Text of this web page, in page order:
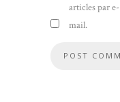
articles par e-
mail.